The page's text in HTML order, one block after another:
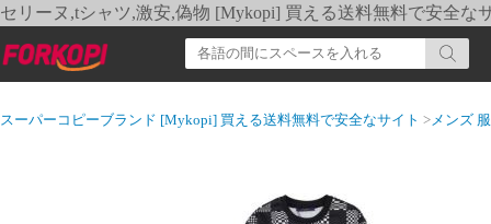
セリーヌ,tシャツ,激安,偽物 [Mykopi] 買える送料無料で安全な
スーパーコピーブランド [Mykopi] 買える送料無料で安全なサイト >メンズ 服